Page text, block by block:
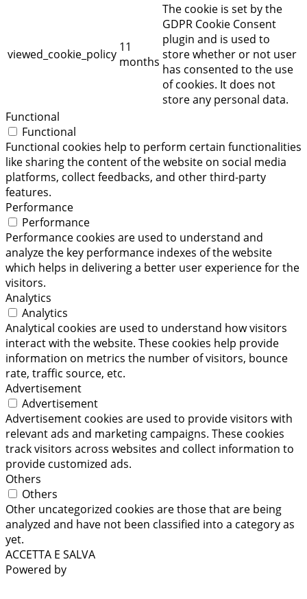
viewed_cookie_policy 11
months
The cookie is set by the
GDPR Cookie Consent
plugin and is used to
store whether or not user
has consented to the use
of cookies. It does not
store any personal data.
Functional
Functional
Functional cookies help to perform certain functionalities
like sharing the content of the website on social media
platforms, collect feedbacks, and other third-party
features.
Performance
Performance
Performance cookies are used to understand and
analyze the key performance indexes of the website
which helps in delivering a better user experience for the
visitors.
Analytics
Analytics
Analytical cookies are used to understand how visitors
interact with the website. These cookies help provide
information on metrics the number of visitors, bounce
rate, traffic source, etc.
Advertisement
Advertisement
Advertisement cookies are used to provide visitors with
relevant ads and marketing campaigns. These cookies
track visitors across websites and collect information to
provide customized ads.
Others
Others
Other uncategorized cookies are those that are being
analyzed and have not been classified into a category as
yet.
ACCETTA E SALVA
Powered by